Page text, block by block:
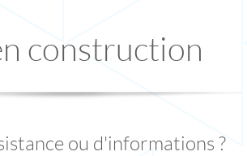
construction
ou d'informations ?